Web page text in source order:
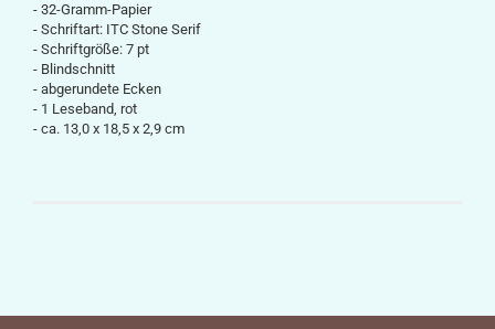
- 32-Gramm-Papier
- Schriftart: ITC Stone Serif
- Schriftgröße: 7 pt
- Blindschnitt
- abgerundete Ecken
- 1 Leseband, rot
- ca. 13,0 x 18,5 x 2,9 cm